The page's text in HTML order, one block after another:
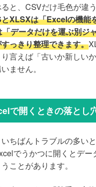
と、CSVだけ毛色が違
XLSXは「Excelの機能
データだけを運ぶ別ジ
っきり整理できます。
言えば「古いか新しい
ません。
で開くときの落とし
ちばんトラブルの多い
でうかつに開くとデー
ことがあります。